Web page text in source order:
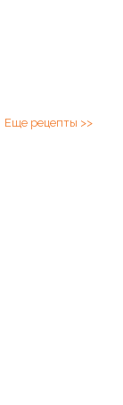
Еще рецепты >>